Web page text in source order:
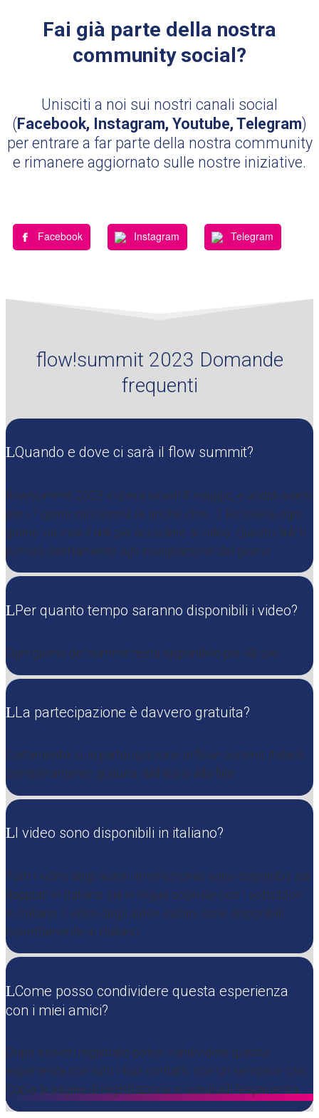
Fai già parte della nostra
community social?
Unisciti a noi sui nostri canali social
( Facebook, Instagram, Youtube, Telegram)
per entrare a far parte della nostra community
e rimanere aggiornato sulle nostre iniziative.
Facebook Instagram Telegram
flow!summit 2023 Domande
frequenti
Quando e dove ci sarà il flow summit?
flow!summit 2023 inizierà lunedì 8 maggio, e andrà avanti
per i 7 giorni successivi (e anche oltre…). Riceverai ogni
giorno via mail il link per accedere ai video. Questo link ti
porterà direttamente agli insegnamenti del giorno.
Per quanto tempo saranno disponibili i video?
Ogni giorno del summit resta disponibile per 48 ore.
La partecipazione è davvero gratuita?
Certamente sì, la partecipazione al flow! summit Italia è
completamente gratuita, dall’inizio alla fine.
I video sono disponibili in italiano?
Tutti i video degli autori internazionali sono disponibili sia
doppiati in Italiano sia in lingua originale con i sottotitoli
in Italiano. I video degli autori italiani sono disponibili
correttamente in Italiano.
Come posso condividere questa esperienza
con i miei amici?
Dopo esserti registrato potrai condividere questa
esperienza con tutti i tuoi contatti, con un semplice clic.
Copia la pagina di registrazione e condividi l’esperienza.